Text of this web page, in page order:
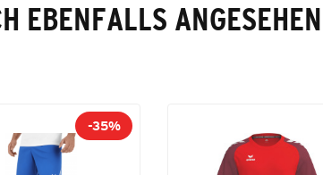
EBENFALLS ANGESEHEN
-35%